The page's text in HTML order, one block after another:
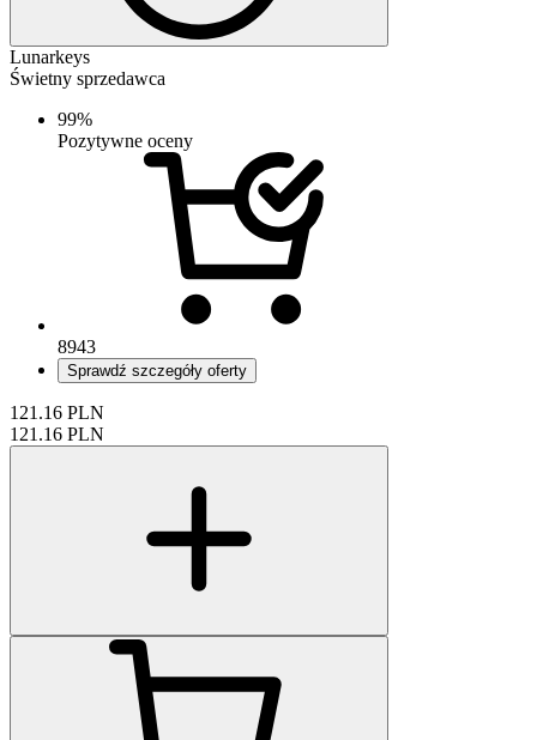
Lunarkeys
Świetny sprzedawca
99%
Pozytywne oceny
8943
Sprawdź szczegóły oferty
121.16 PLN
121.16 PLN